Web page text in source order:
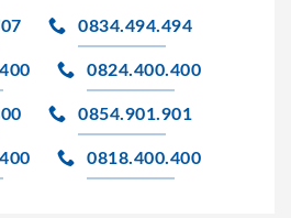
0834.494.494
0824.400.400
0854.901.901
0818.400.400